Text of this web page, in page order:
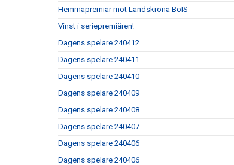
Hemmapremiär mot Landskrona BoIS
Vinst i seriepremiären!
Dagens spelare 240412
Dagens spelare 240411
Dagens spelare 240410
Dagens spelare 240409
Dagens spelare 240408
Dagens spelare 240407
Dagens spelare 240406
Dagens spelare 240406